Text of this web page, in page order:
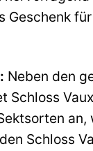
Geschenk
Neben den
Schloss
an,
Schloss